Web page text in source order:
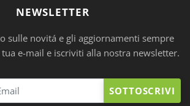
NEWSLETTER
sulle novitá e gli aggiornamenti sempre
e-mail e iscriviti alla nostra newsletter.
SOTTOSCRIVI